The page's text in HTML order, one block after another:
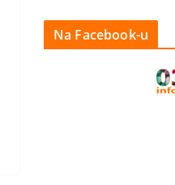
Na Facebook-u